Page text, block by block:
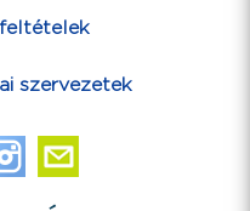
feltételek
szervezetek